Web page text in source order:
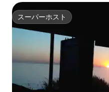
スーパーホスト
スーパーホスト